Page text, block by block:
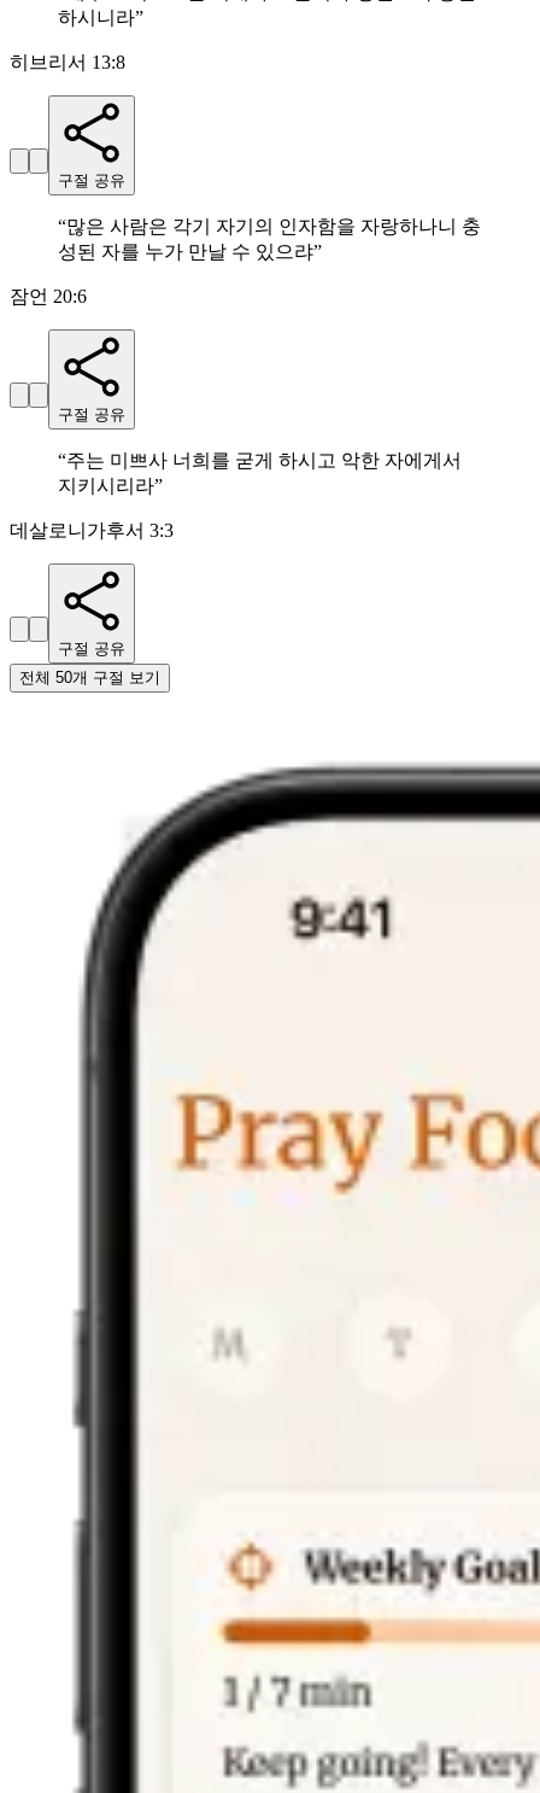
하시니라”
히브리서 13:8
구절 공유
“많은 사람은 각기 자기의 인자함을 자랑하나니 충
성된 자를 누가 만날 수 있으랴”
잠언 20:6
구절 공유
“주는 미쁘사 너희를 굳게 하시고 악한 자에게서
지키시리라”
데살로니가후서 3:3
구절 공유
전체 50개 구절 보기